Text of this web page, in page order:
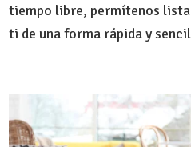
tiempo libre, permítenos
ti de una forma rápida y